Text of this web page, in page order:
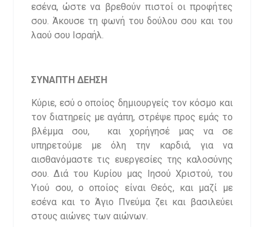
εσένα, ώστε να βρεθούν πιστοί οι προφήτες
σου. Άκουσε τη φωνή του δούλου σου και του
λαού σου Ισραήλ.
ΣΥΝΑΠΤΗ ΔΕΗΣΗ
Κύριε, εσύ ο οποίος δημιουργείς τον κόσμο και
τον διατηρείς με αγάπη, στρέψε προς εμάς το
βλέμμα σου, και χορήγησέ μας να σε
υπηρετούμε με όλη την καρδιά, για να
αισθανόμαστε τις ευεργεσίες της καλοσύνης
σου. Διά του Κυρίου μας Ιησού Χριστού, του
Υιού σου, ο οποίος είναι Θεός, και μαζί με
εσένα και το Άγιο Πνεύμα ζει και βασιλεύει
στους αιώνες των αιώνων.